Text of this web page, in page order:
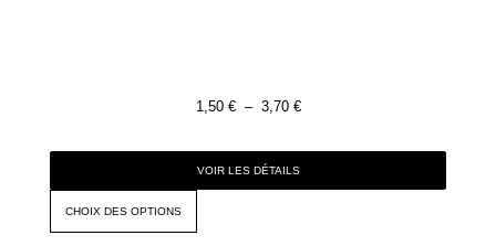
1,50 € – 3,70 €
VOIR LES DÉTAILS
CHOIX DES OPTIONS